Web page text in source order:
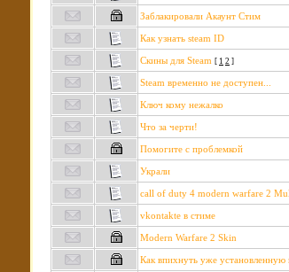
Заблакировали Акаунт Стим
Как узнать steam ID
Скины для Steam [ 1 2 ]
Steam временно не доступен...
Ключ кому нежалко
Что за черти!
Помогите с проблемкой
Украли
call of duty 4 modern warfare 2
vkontakte в стиме
Modern Warfare 2 Skin
Как впихнуть уже